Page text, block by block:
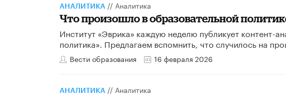
АНАЛИТИКА //Аналитика
Что произошло в образовательной
Институт «Эврика» каждую неделю публикует контент-
политика». Предлагаем вспомнить, что случилось на
Вести образования 16 февраля 2026
АНАЛИТИКА // Аналитика